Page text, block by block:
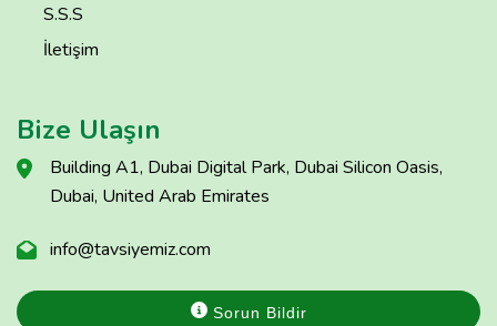
S.S.S
İletişim
Bize Ulaşın
Building A1, Dubai Digital Park, Dubai Silicon Oasis,
Dubai, United Arab Emirates
info@tavsiyemiz.com
Sorun Bildir